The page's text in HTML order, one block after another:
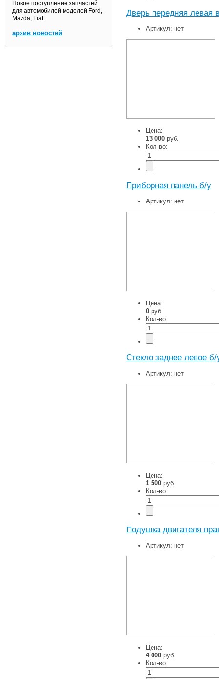
Новое поступление запчастей
для автомобилей моделей Ford,
Mazda, Fiat!
архив новостей
Дверь передняя левая
Артикул: нет
Цена:
13 000 руб.
Кол-во:
Приборная панель б/у
Артикул: нет
Цена:
0 руб.
Кол-во:
Стекло заднее левое б/
Артикул: нет
Цена:
1 500 руб.
Кол-во:
Подушка двигателя
Артикул: нет
Цена:
4 000 руб.
Кол-во: